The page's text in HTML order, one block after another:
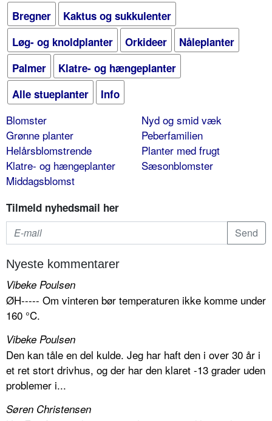
Bregner
Kaktus og sukkulenter
Løg- og knoldplanter
Orkideer
Nåleplanter
Palmer
Klatre- og hængeplanter
Alle stueplanter
Info
Blomster
Grønne planter
Helårsblomstrende
Klatre- og hængeplanter
Middagsblomst
Nyd og smid væk
Peberfamilien
Planter med frugt
Sæsonblomster
Tilmeld nyhedsmail her
Nyeste kommentarer
Vibeke Poulsen
ØH----- Om vinteren bør temperaturen ikke komme under
160 °C.
Vibeke Poulsen
Den kan tåle en del kulde. Jeg har haft den i over 30 år i
et ret stort drivhus, og der har den klaret -13 grader uden
problemer i...
Søren Christensen